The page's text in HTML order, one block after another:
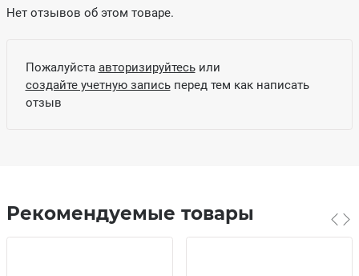
Нет отзывов об этом товаре.
Пожалуйста авторизируйтесьили
создайте учетную записьперед тем как написать
отзыв
Рекомендуемые товары